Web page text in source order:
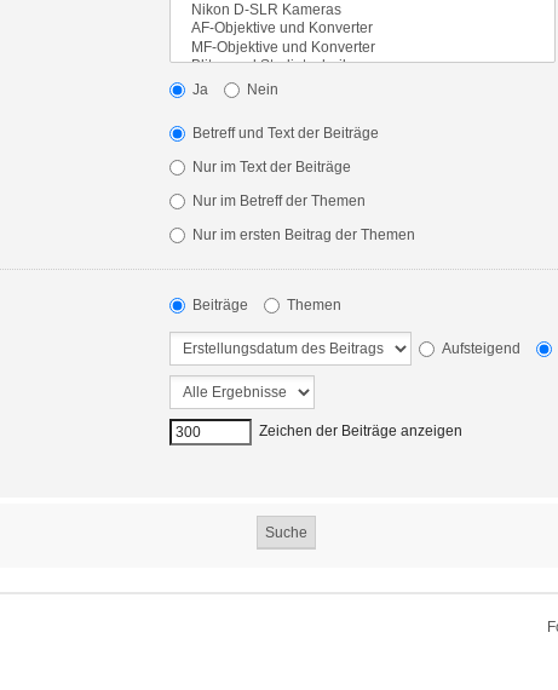
Ja Nein
Betreff und Text der Beiträge
Nur im Text der Beiträge
Nur im Betreff der Themen
Nur im ersten Beitrag der Themen
Beiträge Themen
Aufsteigend
Zeichen der Beiträge anzeigen